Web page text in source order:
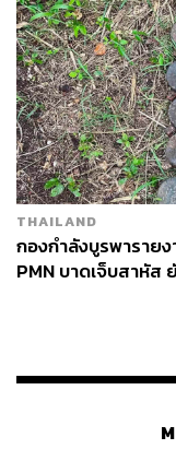
THAILAND
กองกำลังบูรพารายง
PMN บาดเจ็บสาหัส